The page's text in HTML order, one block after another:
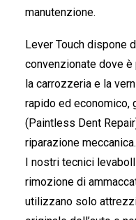
manutenzione.
Lever Touch dispone
convenzionate dove
la carrozzeria e la
rapido ed economico,
(Paintless Dent
riparazione meccanica.
I nostri tecnici
rimozione di
utilizzano solo